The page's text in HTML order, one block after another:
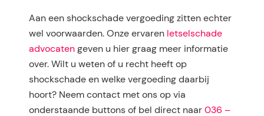
Aan een shockschade vergoeding zitten echter
wel voorwaarden. Onze ervaren letselschade
advocatengeven u hier graag meer informatie
over. Wilt u weten of u recht heeft op
shockschade en welke vergoeding daarbij
hoort? Neem contact met ons op via
onderstaande buttons of bel direct naar 036 –